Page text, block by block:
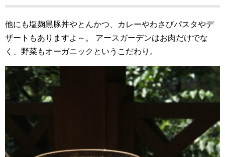
他にも塩麹黒豚丼やとんかつ、カレーやわさびパスタやデ
ザートもありますよ～。
アースガーデンはお肉だけでな
く、野菜もオーガニックというこだわり。